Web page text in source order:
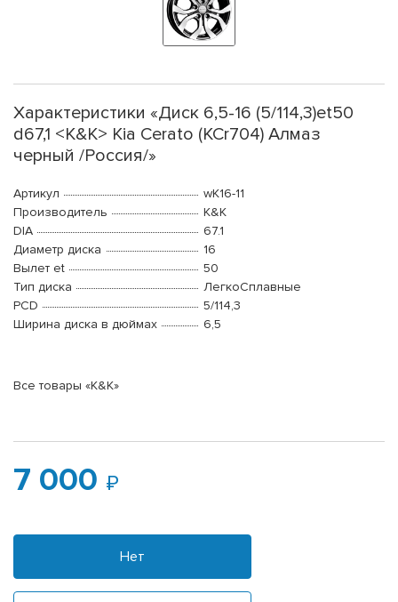
Характеристики «Диск 6,5-16 (5/114,3)et50
d67,1 <K&K> Kia Cerato (КСr704) Алмаз
черный /Россия/»
Артикул
wK16-11
Производитель
K&K
DIA
67.1
Диаметр диска
16
Вылет et
50
Тип диска
ЛегкоСплавные
PCD
5/114,3
Ширина диска в дюймах
6,5
Все товары «K&K»
7 000
Нет